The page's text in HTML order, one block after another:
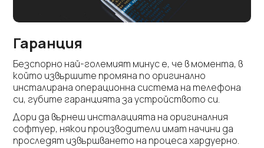
Гаранция
Безспорно най-големият минус е, че в момента, в
който извършите промяна по оригинално
инсталирана операционна система на телефона
си, губите гаранцията за устройството си.
Дори да върнеш инсталацията на оригиналния
софтуер, някои производители имат начини да
проследят извършването на процеса хардуерно.